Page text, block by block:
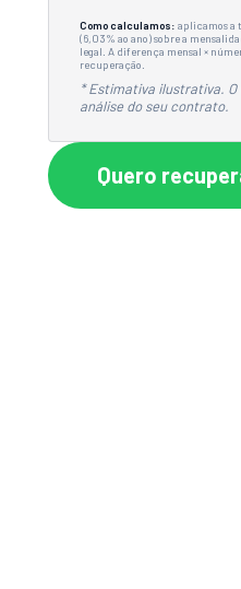
Como calculamos: aplicamos a
(6,03% ao ano) sobre a
legal. A diferença mensal ×
recuperação.
* Estimativa ilustrativa.
análise do seu contrato.
Quero